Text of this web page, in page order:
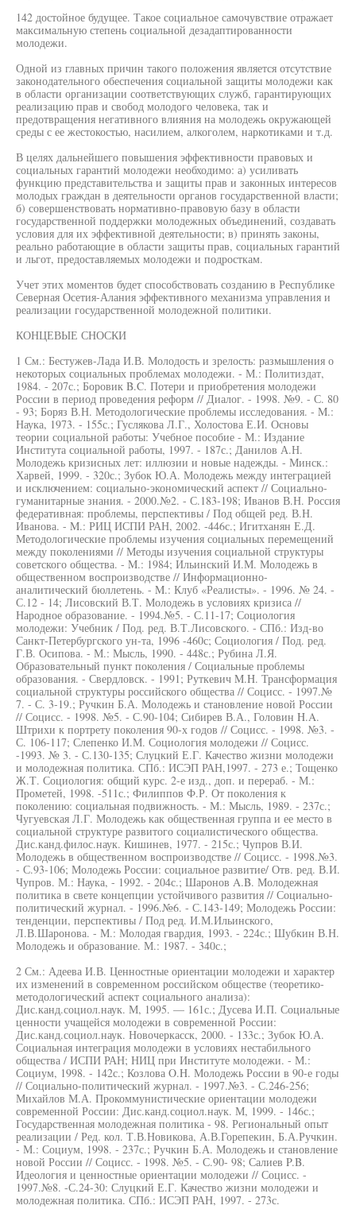
142 достойное будущее. Такое социальное самочувствие отражает
максимальную степень социальной дезадаптированности
молодежи.
Одной из главных причин такого положения является отсутствие
законодательного обеспечения социальной защиты молодежи как
в области организации соответствующих служб, гарантирующих
реализацию прав и свобод молодого человека, так и
предотвращения негативного влияния на молодежь окружающей
среды с ее жестокостью, насилием, алкоголем, наркотиками и т.д.
В целях дальнейшего повышения эффективности правовых и
социальных гарантий молодежи необходимо: а) усиливать
функцию представительства и защиты прав и законных интересов
молодых граждан в деятельности органов государственной власти;
б) совершенствовать нормативно-правовую базу в области
государственной поддержки молодежных объединений, создавать
условия для их эффективной деятельности; в) принять законы,
реально работающие в области защиты прав, социальных гарантий
и льгот, предоставляемых молодежи и подросткам.
Учет этих моментов будет способствовать созданию в Республике
Северная Осетия-Алания эффективного механизма управления и
реализации государственной молодежной политики.
КОНЦЕВЫЕ СНОСКИ
1 См.: Бестужев-Лада И.В. Молодость и зрелость: размышления о
некоторых социальных проблемах молодежи. - М.: Политиздат,
1984. - 207с.; Боровик B.C. Потери и приобретения молодежи
России в период проведения реформ // Диалог. - 1998. №9. - С. 80
- 93; Боряз В.Н. Методологические проблемы исследования. - M.:
Наука, 1973. - 155с.; Гуслякова Л.Г., Холостова Е.И. Основы
теории социальной работы: Учебное пособие - М.: Издание
Института социальной работы, 1997. - 187с.; Данилов А.Н.
Молодежь кризисных лет: иллюзии и новые надежды. - Минск.:
Харвей, 1999. - 320с.; Зубок Ю.А. Молодежь между интеграцией
и исключением: социально-экономический аспект // Социально-
гуманитарные знания. - 2000.№2. - С.183-198; Иванов В.Н. Россия
федеративная: проблемы, перспективы / Под общей ред. В.Н.
Иванова. - M.: РИЦ ИСПИ РАН, 2002. -446с.; Игитханян Е.Д.
Методологические проблемы изучения социальных перемещений
между поколениями // Методы изучения социальной структуры
советского общества. - M.: 1984; Ильинский И.М. Молодежь в
общественном воспроизводстве // Информационно-
аналитический бюллетень. - M.: Клуб «Реалисты». - 1996. № 24. -
С.12 - 14; Лисовский В.Т. Молодежь в условиях кризиса //
Народное образование. - 1994.№5. - С.11-17; Социология
молодежи: Учебник / Под. ред. В.Т.Лисовского. - СПб.: Изд-во
Санкт-Петербургского ун-та, 1996 -460с; Социология / Под. ред.
Г.В. Осипова. - М.: Мысль, 1990. - 448с.; Рубина Л.Я.
Образовательный пункт поколения / Социальные проблемы
образования. - Свердловск. - 1991; Руткевич M.H. Трансформация
социальной структуры российского общества // Социсс. - 1997.№
7. - С. 3-19.; Ручкин Б.А. Молодежь и становление новой России
// Социсс. - 1998. №5. - С.90-104; Сибирев В.А., Головин H.A.
Штрихи к портрету поколения 90-х годов // Социсс. - 1998. №3. -
С. 106-117; Слепенко И.М. Социология молодежи // Социсс.
-1993. № 3. - С.130-135; Слуцкий Е.Г. Качество жизни молодежи
и молодежная политика. СПб.: ИСЭП РАН,1997. - 273 е.; Тощенко
Ж.Т. Социология: общий курс. 2-е изд., доп. и перераб. - М.:
Прометей, 1998. -511с.; Филиппов Ф.Р. От поколения к
поколению: социальная подвижность. - М.: Мысль, 1989. - 237с.;
Чугуевская Л.Г. Молодежь как общественная группа и ее место в
социальной структуре развитого социалистического общества.
Дис.канд.филос.наук. Кишинев, 1977. - 215с.; Чупров В.И.
Молодежь в общественном воспроизводстве // Социсс. - 1998.№3.
- С.93-106; Молодежь России: социальное развитие/ Отв. ред. В.И.
Чупров. М.: Наука, - 1992. - 204с.; Шаронов A.B. Молодежная
политика в свете концепции устойчивого развития // Социально-
политический журнал. - 1996.№6. - С.143-149; Молодежь России:
тенденции, перспективы / Под ред. И.М.Ильинского,
Л.В.Шаронова. - М.: Молодая гвардия, 1993. - 224с.; Шубкин В.Н.
Молодежь и образование. М.: 1987. - 340с.;
2 См.: Адеева И.В. Ценностные ориентации молодежи и характер
их изменений в современном российском обществе (теоретико-
методологический аспект социального анализа):
Дис.канд.социол.наук. М, 1995. — 161с.; Дусева И.П. Социальные
ценности учащейся молодежи в современной России:
Дис.канд.социол.наук. Новочеркасск, 2000. - 133с.; Зубок Ю.А.
Социальная интеграция молодежи в условиях нестабильного
общества / ИСПИ РАН; НИЦ при Институте молодежи. - М.:
Социум, 1998. - 142с.; Козлова O.H. Молодежь России в 90-е годы
// Социально-политический журнал. - 1997.№3. - С.246-256;
Михайлов М.А. Прокоммунистические ориентации молодежи
современной России: Дис.канд.социол.наук. М, 1999. - 146с.;
Государственная молодежная политика - 98. Региональный опыт
реализации / Ред. кол. Т.В.Новикова, А.В.Горепекин, Б.А.Ручкин.
- М.: Социум, 1998. - 237с.; Ручкин Б.А. Молодежь и становление
новой России // Социсс. - 1998. №5. - С.90- 98; Салиев P.B.
Идеология и ценностные ориентации молодежи // Социсс. -
1997.№8. -С.24-30: Слуцкий Е.Г. Качество жизни молодежи и
молодежная политика. СПб.: ИСЭП РАН, 1997. - 273с.